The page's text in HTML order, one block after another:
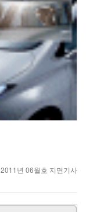
2011년 06월호 지면기사